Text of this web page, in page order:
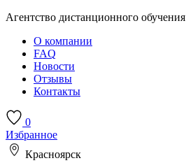
Агентство дистанционного обучения
О компании
FAQ
Новости
Отзывы
Контакты
0
Избранное
Красноярск